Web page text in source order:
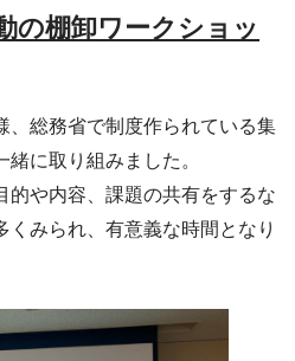
の棚卸ワークショッ
総務省で制度作られている集
に取り組みました。
や内容、課題の共有をするな
くみられ、有意義な時間となり